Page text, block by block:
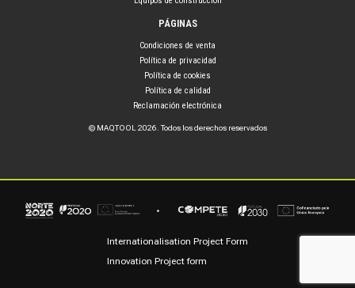
PÁGINAS
Condiciones de venta
Política de privacidad
Política de cookies
Política de calidad
Reclamación electrónica
© MAQTOOL 2026. Todos los derechos reservados
Internationalisation Project Form
Innovation Project form